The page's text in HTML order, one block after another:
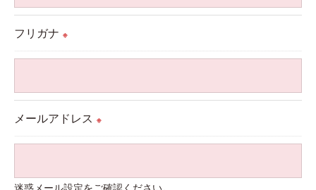
フリガナ ※
メールアドレス ※